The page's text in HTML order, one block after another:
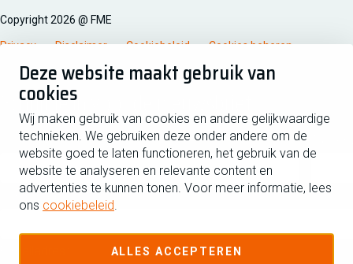
Deze website maakt gebruik van
cookies
Wij maken gebruik van cookies en andere gelijkwaardige
technieken. We gebruiken deze onder andere om de
website goed te laten functioneren, het gebruik van de
website te analyseren en relevante content en
advertenties te kunnen tonen. Voor meer informatie, lees
ons cookiebeleid.
ALLES ACCEPTEREN
Copyright 2026 @ FME
Privacy Disclaimer Cookiebeleid Cookies beheren
Schrijf je in voor de nieuwsbrief
Voornaam
Achternaam